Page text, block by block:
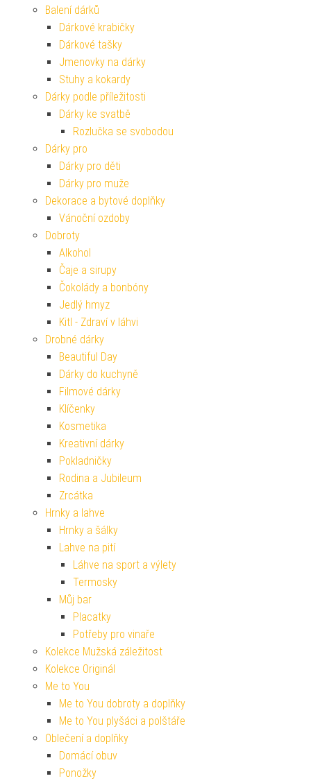
Balení dárků
Dárkové krabičky
Dárkové tašky
Jmenovky na dárky
Stuhy a kokardy
Dárky podle příležitosti
Dárky ke svatbě
Rozlučka se svobodou
Dárky pro
Dárky pro děti
Dárky pro muže
Dekorace a bytové doplňky
Vánoční ozdoby
Dobroty
Alkohol
Čaje a sirupy
Čokolády a bonbóny
Jedlý hmyz
Kitl - Zdraví v láhvi
Drobné dárky
Beautiful Day
Dárky do kuchyně
Filmové dárky
Klíčenky
Kosmetika
Kreativní dárky
Pokladničky
Rodina a Jubileum
Zrcátka
Hrnky a lahve
Hrnky a šálky
Lahve na pití
Láhve na sport a výlety
Termosky
Můj bar
Placatky
Potřeby pro vinaře
Kolekce Mužská záležitost
Kolekce Originál
Me to You
Me to You dobroty a doplňky
Me to You plyšáci a polštáře
Oblečení a doplňky
Domácí obuv
Ponožky